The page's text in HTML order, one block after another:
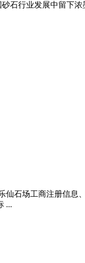
石行业发展中留下
石场工商注册信息
...